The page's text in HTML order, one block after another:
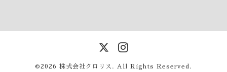
©2026 株式会社クロリス . All Rights Reserved.